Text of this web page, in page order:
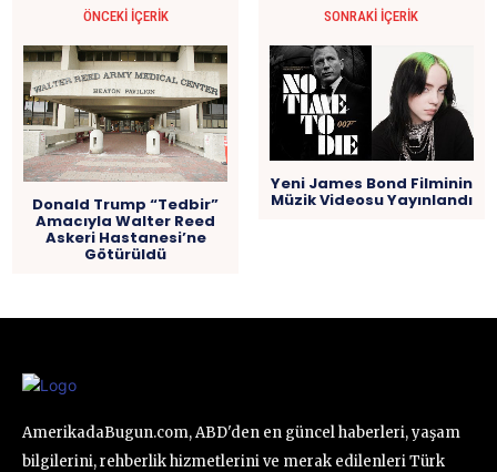
ÖNCEKI İÇERIK
Donald Trump “Tedbir”
Amacıyla Walter Reed
Askeri Hastanesi’ne
Götürüldü
SONRAKI İÇERIK
Yeni James Bond Filminin
Müzik Videosu Yayınlandı
AmerikadaBugun.com, ABD'den en güncel haberleri, yaşam
bilgilerini, rehberlik hizmetlerini ve merak edilenleri Türk